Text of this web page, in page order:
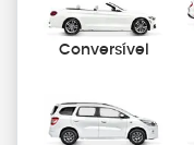
Conversível